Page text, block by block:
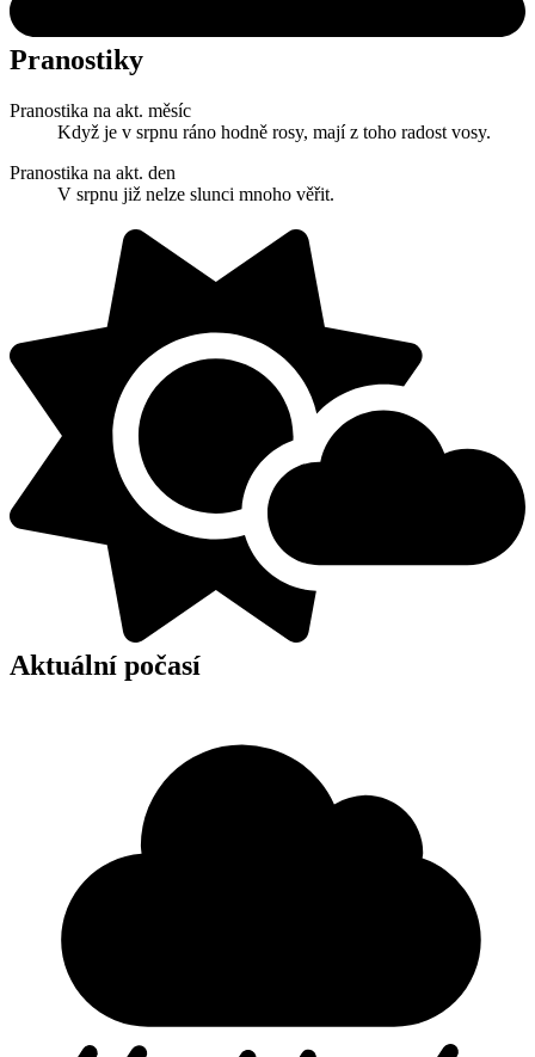
Pranostiky
Pranostika na akt. měsíc
Když je v srpnu ráno hodně rosy, mají z toho radost vosy.
Pranostika na akt. den
V srpnu již nelze slunci mnoho věřit.
Aktuální počasí